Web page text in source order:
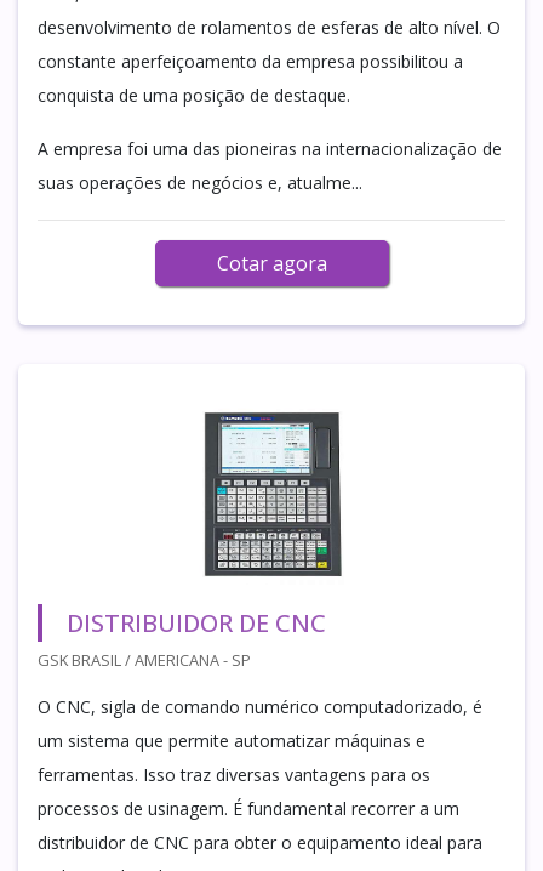
desenvolvimento de rolamentos de esferas de alto nível. O
constante aperfeiçoamento da empresa possibilitou a
conquista de uma posição de destaque.
A empresa foi uma das pioneiras na internacionalização de
suas operações de negócios e, atualme...
Cotar agora
DISTRIBUIDOR DE CNC
GSK BRASIL / AMERICANA - SP
O CNC, sigla de comando numérico computadorizado, é
um sistema que permite automatizar máquinas e
ferramentas. Isso traz diversas vantagens para os
processos de usinagem. É fundamental recorrer a um
distribuidor de CNC para obter o equipamento ideal para